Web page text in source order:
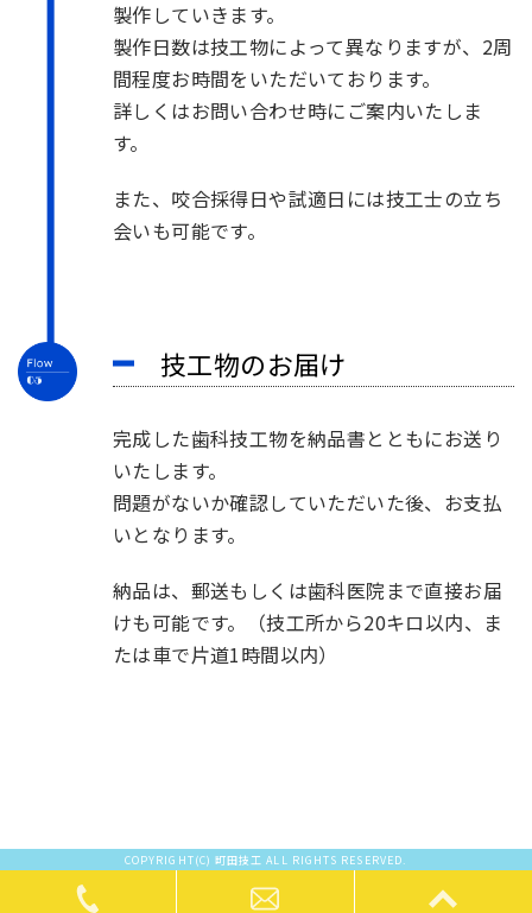
製作していきます。
製作日数は技工物によって異なりますが、2周
間程度お時間をいただいております。
詳しくはお問い合わせ時にご案内いたしま
す。
また、咬合採得日や試適日には技工士の立ち
会いも可能です。
技工物のお届け
完成した歯科技工物を納品書とともにお送り
いたします。
問題がないか確認していただいた後、お支払
いとなります。
納品は、郵送もしくは歯科医院まで直接お届
けも可能です。（技工所から20キロ以内、ま
たは車で片道1時間以内）
COPYRIGHT(C) 町田技工 ALL RIGHTS RESERVED.